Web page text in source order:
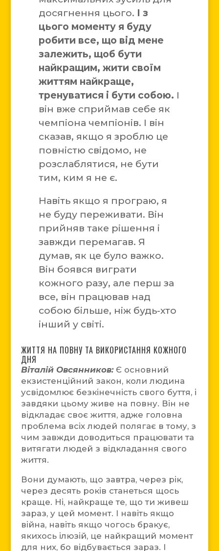
досягнення цього. І з
цього моменту я буду
робити все, що від мене
залежить, щоб бути
найкращим, жити своїм
життям найкраще,
тренуватися і бути собою. І
він вже сприймав себе як
чемпіона чемпіонів. І він
сказав, якщо я зроблю це
повністю свідомо, не
розслаблятися, не бути
тим, ким я не є.
Навіть якщо я програю, я
не буду переживати. Він
прийняв таке рішення і
завжди перемагав. Я
думав, як це було важко.
Він боявся виграти
кожного разу, але перш за
все, він працював над
собою більше, ніж будь-хто
інший у світі.
ЖИТТЯ НА ПОВНУ ТА ВИКОРИСТАННЯ КОЖНОГО
ДНЯ
Віталій Овсянников:Є основний
екзистенційний закон, коли людина
усвідомлює безкінечність свого буття, і
завдяки цьому живе на повну. Він не
відкладає своє життя, адже головна
проблема всіх людей полягає в тому, з
чим завжди доводиться працювати та
витягати людей з відкладання свого
життя.
Вони думають, що завтра, через рік,
через десять років станеться щось
краще. Ні, найкраще те, що ти живеш
зараз, у цей момент. І навіть якщо
війна, навіть якщо чогось бракує,
якихось ілюзій, це найкращий момент
для них, бо відбувається зараз. І